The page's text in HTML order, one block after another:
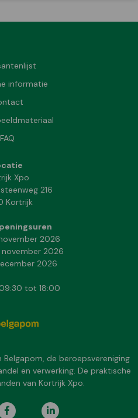
informatie
FAQ
Xpo
216
Kortrijk
2026
2026
2026
tot 18:00
Belgapom, de beroepsvereniging
en verwerking. De praktische
van Kortrijk Xpo.